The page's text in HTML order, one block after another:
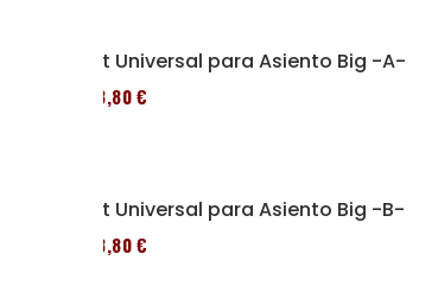
Kit Universal para Asiento Big -A-
43,80 €
Kit Universal para Asiento Big -B-
43,80 €